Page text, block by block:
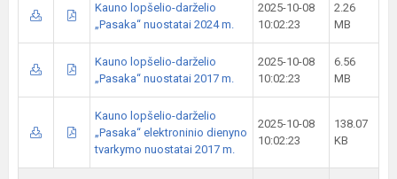
Kauno lopšelio-darželio
„Pasaka“ nuostatai 2024 m.
2025-10-08
10:02:23
2.26
MB
Kauno lopšelio-darželio
„Pasaka“ nuostatai 2017 m.
2025-10-08
10:02:23
6.56
MB
Kauno lopšelio-darželio
„Pasaka“ elektroninio dienyno
tvarkymo nuostatai 2017 m.
2025-10-08
10:02:23
138.07
KB